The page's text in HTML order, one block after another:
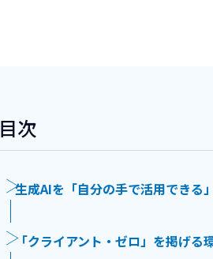
目次
生成AIを「自分の手で活用できる
「クライアント・ゼロ」を掲げる